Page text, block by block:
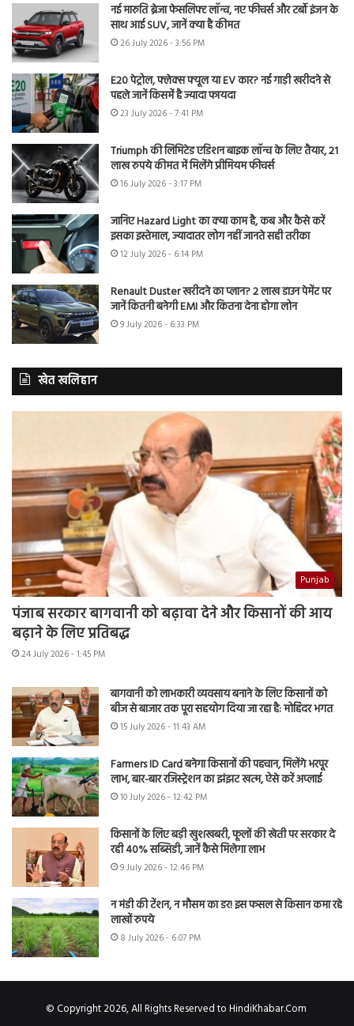
नई मारुति ब्रेजा फेसलिफ्ट लॉन्च, नए फीचर्स और टर्बो इंजन के
साथ आई SUV, जानें क्या है कीमत
26 July 2026 - 3:56 PM
E20 पेट्रोल, फ्लेक्स फ्यूल या EV कार? नई गाड़ी खरीदने से
पहले जानें किसमें है ज्यादा फायदा
23 July 2026 - 7:41 PM
Triumph की लिमिटेड एडिशन बाइक लॉन्च के लिए तैयार, 21
लाख रुपये कीमत में मिलेंगे प्रीमियम फीचर्स
16 July 2026 - 3:17 PM
जानिए Hazard Light का क्या काम है, कब और कैसे करें
इसका इस्तेमाल, ज्यादातर लोग नहीं जानते सही तरीका
12 July 2026 - 6:14 PM
Renault Duster खरीदने का प्लान? 2 लाख डाउन पेमेंट पर
जानें कितनी बनेगी EMI और कितना देना होगा लोन
9 July 2026 - 6:33 PM
खेत खलिहान
Punjab
पंजाब सरकार बागवानी को बढ़ावा देने और किसानों की आय
बढ़ाने के लिए प्रतिबद्ध
24 July 2026 - 1:45 PM
बागवानी को लाभकारी व्यवसाय बनाने के लिए किसानों को
बीज से बाजार तक पूरा सहयोग दिया जा रहा है: मोहिंदर भगत
15 July 2026 - 11:43 AM
Farmers ID Card बनेगा किसानों की पहचान, मिलेंगे भरपूर
लाभ, बार-बार रजिस्ट्रेशन का झंझट खत्म, ऐसे करें अप्लाई
10 July 2026 - 12:42 PM
किसानों के लिए बड़ी खुशखबरी, फूलों की खेती पर सरकार दे
रही 40% सब्सिडी, जानें कैसे मिलेगा लाभ
9 July 2026 - 12:46 PM
न मंडी की टेंशन, न मौसम का डर! इस फसल से किसान कमा रहे
लाखों रुपये
8 July 2026 - 6:07 PM
© Copyright 2026, All Rights Reserved to HindiKhabar.Com